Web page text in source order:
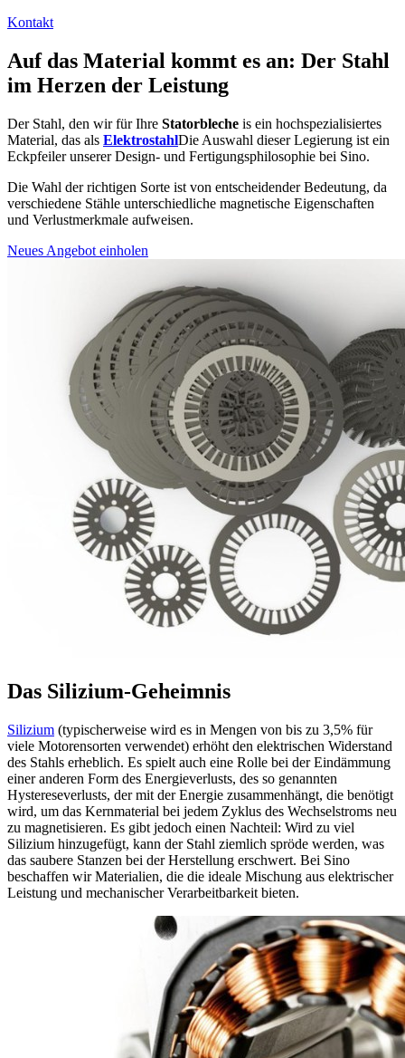
Kontakt
Auf das Material kommt es an: Der Stahl
im Herzen der Leistung
Der Stahl, den wir für Ihre Statorbleche is ein hochspezialisiertes
Material, das als ElektrostahlDie Auswahl dieser Legierung ist ein
Eckpfeiler unserer Design- und Fertigungsphilosophie bei Sino.
Die Wahl der richtigen Sorte ist von entscheidender Bedeutung, da
verschiedene Stähle unterschiedliche magnetische Eigenschaften
und Verlustmerkmale aufweisen.
Neues Angebot einholen
Das Silizium-Geheimnis
Silizium (typischerweise wird es in Mengen von bis zu 3,5% für
viele Motorensorten verwendet) erhöht den elektrischen Widerstand
des Stahls erheblich. Es spielt auch eine Rolle bei der Eindämmung
einer anderen Form des Energieverlusts, des so genannten
Hystereseverlusts, der mit der Energie zusammenhängt, die benötigt
wird, um das Kernmaterial bei jedem Zyklus des Wechselstroms neu
zu magnetisieren. Es gibt jedoch einen Nachteil: Wird zu viel
Silizium hinzugefügt, kann der Stahl ziemlich spröde werden, was
das saubere Stanzen bei der Herstellung erschwert. Bei Sino
beschaffen wir Materialien, die die ideale Mischung aus elektrischer
Leistung und mechanischer Verarbeitbarkeit bieten.